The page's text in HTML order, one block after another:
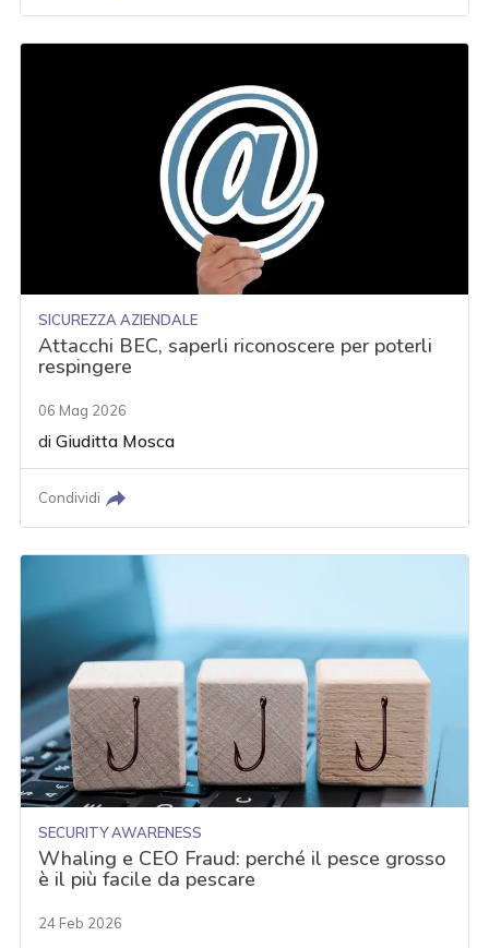
SICUREZZA AZIENDALE
Attacchi BEC, saperli riconoscere per poterli
respingere
06 Mag 2026
diGiuditta Mosca
Condividi
SECURITY AWARENESS
Whaling e CEO Fraud: perché il pesce grosso
è il più facile da pescare
24 Feb 2026